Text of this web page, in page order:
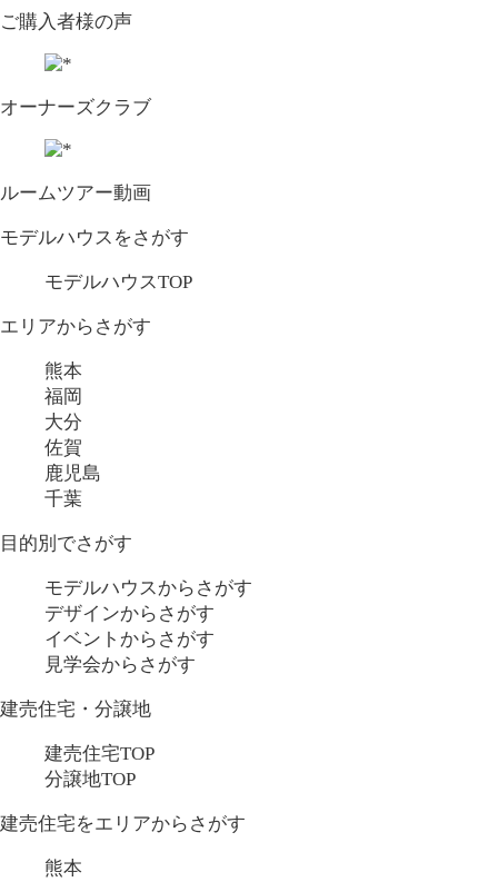
ご購入者様の声
オーナーズクラブ
ルームツアー動画
モデルハウスをさがす
モデルハウスTOP
エリアからさがす
熊本
福岡
大分
佐賀
鹿児島
千葉
目的別でさがす
モデルハウスからさがす
デザインからさがす
イベントからさがす
見学会からさがす
建売住宅・分譲地
建売住宅TOP
分譲地TOP
建売住宅をエリアからさがす
熊本